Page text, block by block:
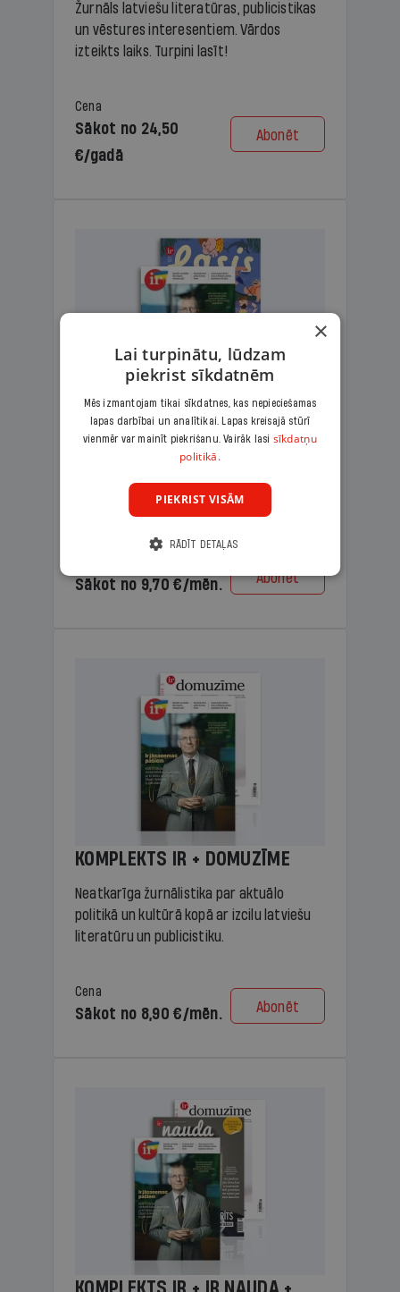
Žurnāls latviešu literatūras, publicistikas
un vēstures interesentiem. Vārdos
izteikts laiks. Turpini lasīt!
Cena
Sākot no 24,50
€/gadā
Abonēt
KOMPLEKTS IR + LASIS
Ģimenes komplekts – aizraujošs
lasāmžurnāls bērniem un analītiska
lasāmviela vecākiem.
Sākot no 9,70 €/mēn. Abonēt
KOMPLEKTS IR + DOMUZĪME
Neatkarīga žurnālistika par aktuālo
politikā un kultūrā kopā ar izcilu latviešu
literatūru un publicistiku.
Cena
Sākot no 8,90 €/mēn. Abonēt
×
Lai turpinātu, lūdzam
piekrist sīkdatnēm
Mēs izmantojam tikai sīkdatnes, kas nepieciešamas
lapas darbībai un analītikai. Lapas kreisajā stūrī
vienmēr var mainīt piekrišanu. Vairāk lasi sīkdatņu
politikā.
PIEKRIST VISĀM
RĀDĪT DETAĻAS